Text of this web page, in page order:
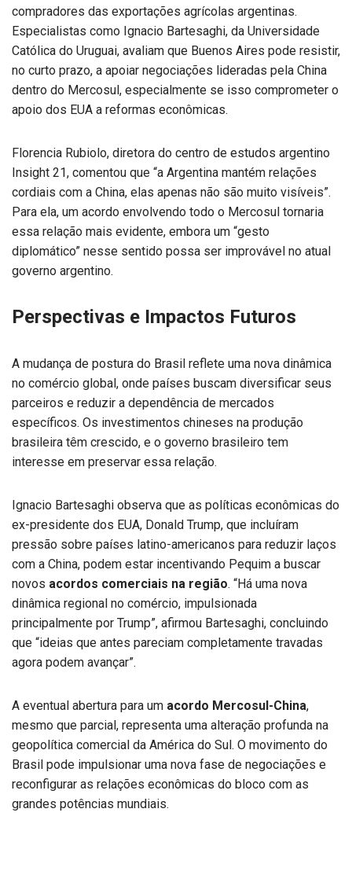
compradores das exportações agrícolas argentinas.
Especialistas como Ignacio Bartesaghi, da Universidade
Católica do Uruguai, avaliam que Buenos Aires pode resistir,
no curto prazo, a apoiar negociações lideradas pela China
dentro do Mercosul, especialmente se isso comprometer o
apoio dos EUA a reformas econômicas.
Florencia Rubiolo, diretora do centro de estudos argentino
Insight 21, comentou que “a Argentina mantém relações
cordiais com a China, elas apenas não são muito visíveis”.
Para ela, um acordo envolvendo todo o Mercosul tornaria
essa relação mais evidente, embora um “gesto
diplomático” nesse sentido possa ser improvável no atual
governo argentino.
Perspectivas e Impactos Futuros
A mudança de postura do Brasil reflete uma nova dinâmica
no comércio global, onde países buscam diversificar seus
parceiros e reduzir a dependência de mercados
específicos. Os investimentos chineses na produção
brasileira têm crescido, e o governo brasileiro tem
interesse em preservar essa relação.
Ignacio Bartesaghi observa que as políticas econômicas do
ex-presidente dos EUA, Donald Trump, que incluíram
pressão sobre países latino-americanos para reduzir laços
com a China, podem estar incentivando Pequim a buscar
novos acordos comerciais na região. “Há uma nova
dinâmica regional no comércio, impulsionada
principalmente por Trump”, afirmou Bartesaghi, concluindo
que “ideias que antes pareciam completamente travadas
agora podem avançar”.
A eventual abertura para um acordo Mercosul-China,
mesmo que parcial, representa uma alteração profunda na
geopolítica comercial da América do Sul. O movimento do
Brasil pode impulsionar uma nova fase de negociações e
reconfigurar as relações econômicas do bloco com as
grandes potências mundiais.